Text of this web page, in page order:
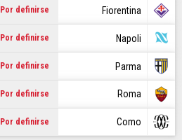
Por definirse Fiorentina
Por definirse Napoli
Por definirse Parma
Por definirse Roma
Por definirse Como